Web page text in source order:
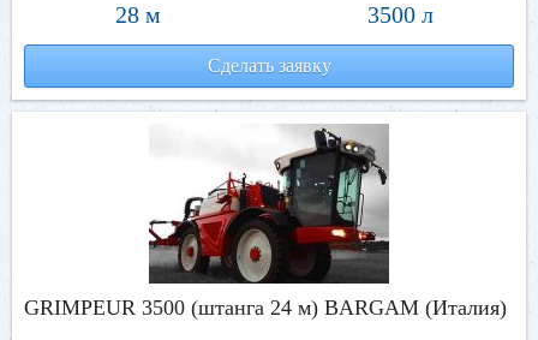
28 м 3500 л
Сделать заявку
GRIMPEUR 3500 (штанга 24 м) BARGAM (Италия)